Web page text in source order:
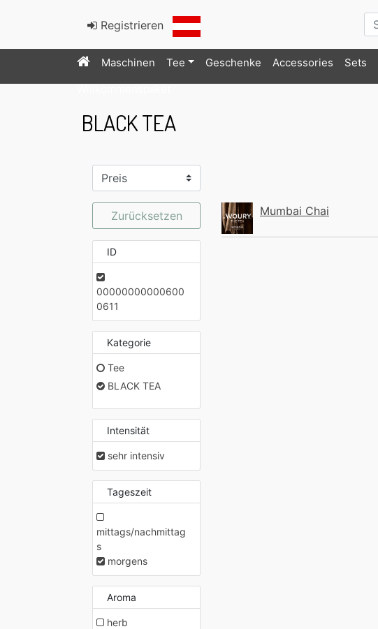
Registrieren
Maschinen Tee Geschenke Accessories Sets
BLACK TEA
Zurücksetzen
ID
00000000000600
0611
Kategorie
Tee
BLACK TEA
Intensität
sehr intensiv
Tageszeit
mittags/nachmittag
s
morgens
Aroma
herb
Mumbai Chai